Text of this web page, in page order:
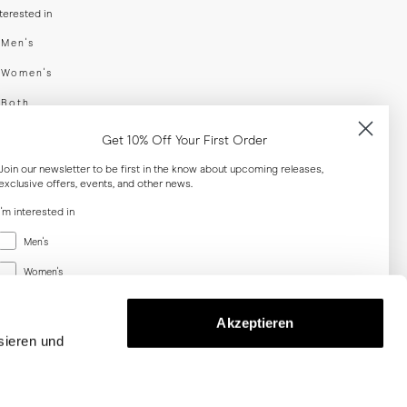
und
Akzeptieren
in
Men's
Women's
Both
your email adress
Get 10% Off Your First Order
our newsletter to be first in the know about upcoming releases,
offers, events, and other news.
I'm interested in
Men's
Women's